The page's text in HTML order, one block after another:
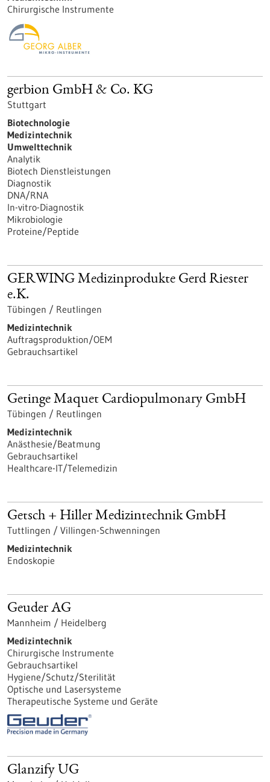
Chirurgische Instrumente
gerbion GmbH & Co. KG
Stuttgart
Biotechnologie
Medizintechnik
Umwelttechnik
Analytik
Biotech Dienstleistungen
Diagnostik
DNA/RNA
In-vitro-Diagnostik
Mikrobiologie
Proteine/Peptide
GERWING Medizinprodukte Gerd Riester
e.K.
Tübingen / Reutlingen
Medizintechnik
Auftragsproduktion/OEM
Gebrauchsartikel
Getinge Maquet Cardiopulmonary GmbH
Tübingen / Reutlingen
Medizintechnik
Anästhesie/Beatmung
Gebrauchsartikel
Healthcare-IT/Telemedizin
Getsch + Hiller Medizintechnik GmbH
Tuttlingen / Villingen-Schwenningen
Medizintechnik
Endoskopie
Geuder AG
Mannheim / Heidelberg
Medizintechnik
Chirurgische Instrumente
Gebrauchsartikel
Hygiene/Schutz/Sterilität
Optische und Lasersysteme
Therapeutische Systeme und Geräte
Glanzify UG